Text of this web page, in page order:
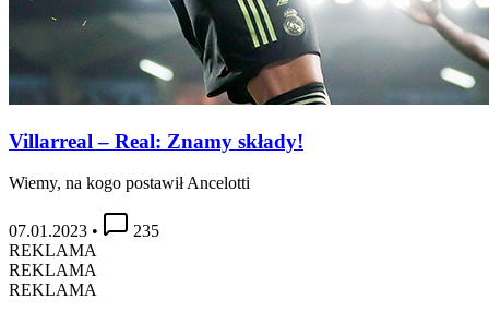
Villarreal – Real: Znamy składy!
Wiemy, na kogo postawił Ancelotti
07.01.2023 •
235
REKLAMA
REKLAMA
REKLAMA